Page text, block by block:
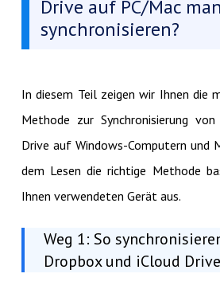
Drive auf PC/Mac
synchronisieren?
In diesem Teil zeigen wir Ihnen die
Methode zur Synchronisierung
Drive auf Windows-Computern und
dem Lesen die richtige Methode
Ihnen verwendeten Gerät aus.
Weg 1: So
Dropbox und iCloud